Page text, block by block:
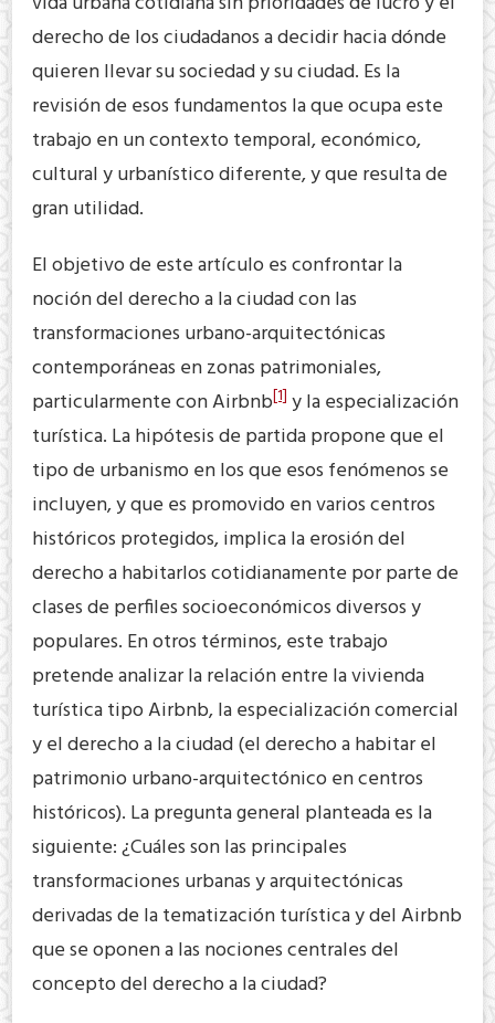
derecho de los ciudadanos a decidir hacia dónde
quieren llevar su sociedad y su ciudad. Es la
revisión de esos fundamentos la que ocupa este
trabajo en un contexto temporal, económico,
cultural y urbanístico diferente, y que resulta de
gran utilidad.
El objetivo de este artículo es confrontar la
noción del derecho a la ciudad con las
transformaciones urbano-arquitectónicas
contemporáneas en zonas patrimoniales,
particularmente con Airbnb[1] y la especialización
turística. La hipótesis de partida propone que el
tipo de urbanismo en los que esos fenómenos se
incluyen, y que es promovido en varios centros
históricos protegidos, implica la erosión del
derecho a habitarlos cotidianamente por parte de
clases de perfiles socioeconómicos diversos y
populares. En otros términos, este trabajo
pretende analizar la relación entre la vivienda
turística tipo Airbnb, la especialización comercial
y el derecho a la ciudad (el derecho a habitar el
patrimonio urbano-arquitectónico en centros
históricos). La pregunta general planteada es la
siguiente: ¿Cuáles son las principales
transformaciones urbanas y arquitectónicas
derivadas de la tematización turística y del Airbnb
que se oponen a las nociones centrales del
concepto del derecho a la ciudad?